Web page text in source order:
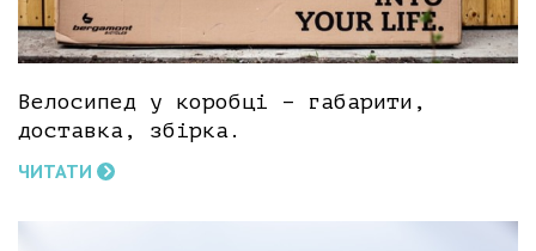
Велосипед у коробці – габарити,
доставка, збірка.
ЧИТАТИ